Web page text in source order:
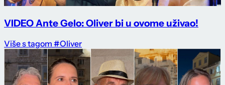
VIDEO Ante Gelo: Oliver bi u ovome uživao!
Više s tagom #Oliver